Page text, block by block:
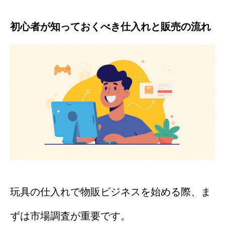
初心者が知っておくべき仕入れと販売の流れ
玩具の仕入れで物販ビジネスを始める際、ま
ずは市場調査が重要です。